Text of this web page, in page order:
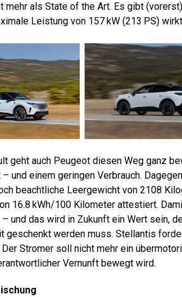
mehr als State of the Art. Es gibt
Leistung von 157 kW (213 PS)
geht auch Peugeot diesen Weg ganz
und einem geringen Verbrauch.
beachtliche Leergewicht von 2108
16.8 kWh/100 Kilometer attestiert.
und das wird in Zukunft ein Wert sein,
geschenkt werden muss. Stellantis
Der Stromer soll nicht mehr ein
Vernunft bewegt wird.